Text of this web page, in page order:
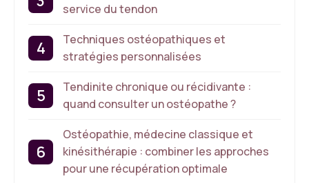
service du tendon
Techniques ostéopathiques et
stratégies personnalisées
Tendinite chronique ou récidivante :
quand consulter un ostéopathe ?
Ostéopathie, médecine classique et
kinésithérapie : combiner les approches
pour une récupération optimale